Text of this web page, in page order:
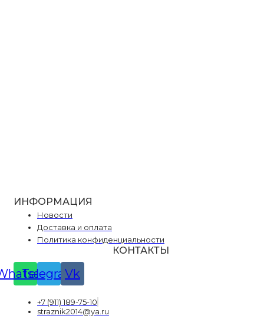
ИНФОРМАЦИЯ
Новости
Доставка и оплата
Политика конфиденциальности
КОНТАКТЫ
Telegram
Vk
+7 (911) 189-75-10
straznik2014@ya.ru